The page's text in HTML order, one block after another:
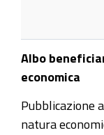
Albo
economica
Pubblicazione
natura